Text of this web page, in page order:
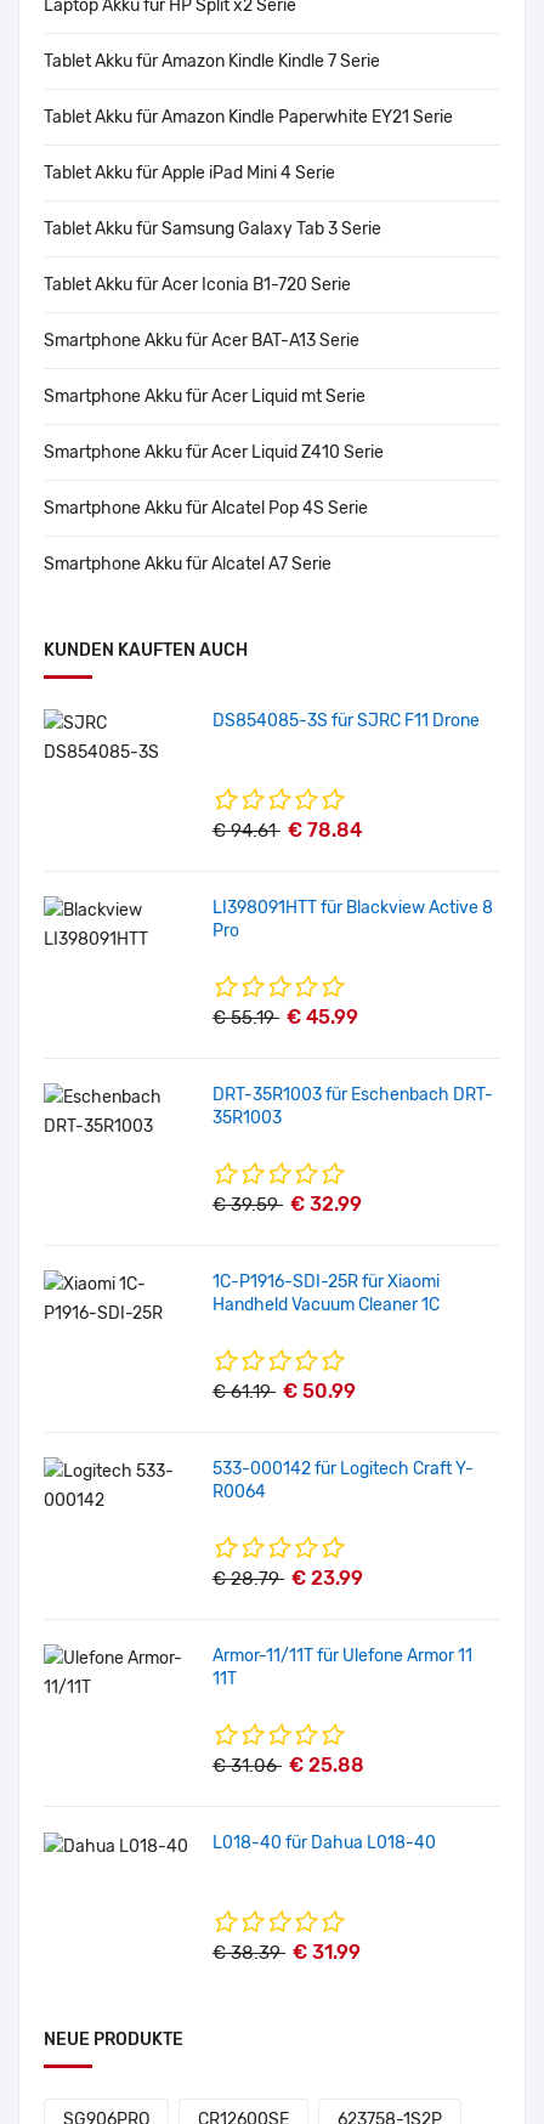
Laptop Akku für HP Split x2 Serie
Tablet Akku für Amazon Kindle Kindle 7 Serie
Tablet Akku für Amazon Kindle Paperwhite EY21 Serie
Tablet Akku für Apple iPad Mini 4 Serie
Tablet Akku für Samsung Galaxy Tab 3 Serie
Tablet Akku für Acer Iconia B1-720 Serie
Smartphone Akku für Acer BAT-A13 Serie
Smartphone Akku für Acer Liquid mt Serie
Smartphone Akku für Acer Liquid Z410 Serie
Smartphone Akku für Alcatel Pop 4S Serie
Smartphone Akku für Alcatel A7 Serie
KUNDEN KAUFTEN AUCH
DS854085-3S für SJRC F11 Drone
€ 94.61 € 78.84
LI398091HTT für Blackview Active 8
Pro
€ 55.19 € 45.99
DRT-35R1003 für Eschenbach DRT-
35R1003
€ 39.59 € 32.99
1C-P1916-SDI-25R für Xiaomi
Handheld Vacuum Cleaner 1C
€ 61.19 € 50.99
533-000142 für Logitech Craft Y-
R0064
€ 28.79 € 23.99
Armor-11/11T für Ulefone Armor 11
11T
€ 31.06 € 25.88
L018-40 für Dahua L018-40
€ 38.39 € 31.99
NEUE PRODUKTE